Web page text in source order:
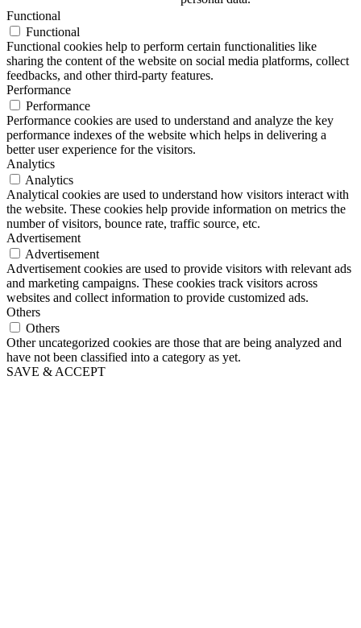
Functional
Functional
Functional cookies help to perform certain functionalities like
sharing the content of the website on social media platforms, collect
feedbacks, and other third-party features.
Performance
Performance
Performance cookies are used to understand and analyze the key
performance indexes of the website which helps in delivering a
better user experience for the visitors.
Analytics
Analytics
Analytical cookies are used to understand how visitors interact with
the website. These cookies help provide information on metrics the
number of visitors, bounce rate, traffic source, etc.
Advertisement
Advertisement
Advertisement cookies are used to provide visitors with relevant ads
and marketing campaigns. These cookies track visitors across
websites and collect information to provide customized ads.
Others
Others
Other uncategorized cookies are those that are being analyzed and
have not been classified into a category as yet.
SAVE & ACCEPT